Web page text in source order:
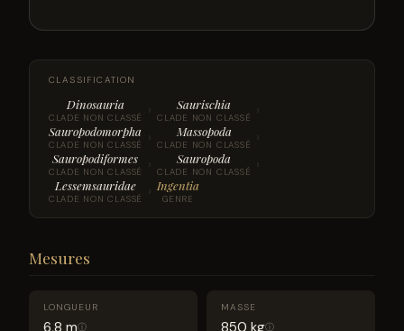
CLASSIFICATION
Dinosauria
CLADE NON CLASSÉ › Saurischia
CLADE NON CLASSÉ ›
Sauropodomorpha
CLADE NON CLASSÉ › Massopoda
CLADE NON CLASSÉ ›
Sauropodiformes
CLADE NON CLASSÉ › Sauropoda
CLADE NON CLASSÉ ›
Lessemsauridae
CLADE NON CLASSÉ › Ingentia
GENRE
Mesures
LONGUEUR
ⓘ
MASSE
ⓘ